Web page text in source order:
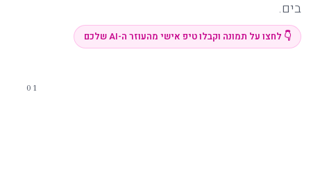
בים.
👇 לחצו על תמונה וקבלו טיפ אישי מהעוזר ה-AI שלכם
01